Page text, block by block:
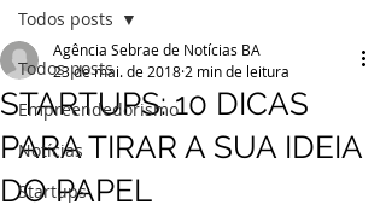
Todos posts
Empreendedorismo
Notícias
Startups
Todos posts
STARTUPS: 10 DICAS
PARA TIRAR A SUA IDEIA
DO PAPEL
Agência Sebrae de Notícias BA
23 de mai. de 2018 2 min de leitura